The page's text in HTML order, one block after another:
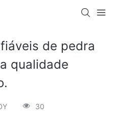
​​de pedra
qualidade
30